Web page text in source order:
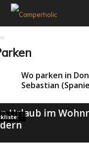
Wo parken in
Sebastian
Urlaub im